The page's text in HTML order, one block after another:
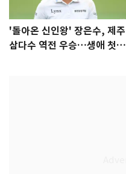
'돌아온 신인왕' 장은수, 제주
삼다수 역전 우승…생애 첫승